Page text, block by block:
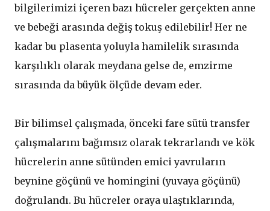
bilgilerimizi içeren bazı hücreler gerçekten anne
ve bebeği arasında değiş tokuş edilebilir! Her ne
kadar bu plasenta yoluyla hamilelik sırasında
karşılıklı olarak meydana gelse de, emzirme
sırasında da büyük ölçüde devam eder.
Bir bilimsel çalışmada, önceki fare sütü transfer
çalışmalarını bağımsız olarak tekrarlandı ve kök
hücrelerin anne sütünden emici yavruların
beynine göçünü ve homingini (yuvaya göçünü)
doğrulandı. Bu hücreler oraya ulaştıklarında,